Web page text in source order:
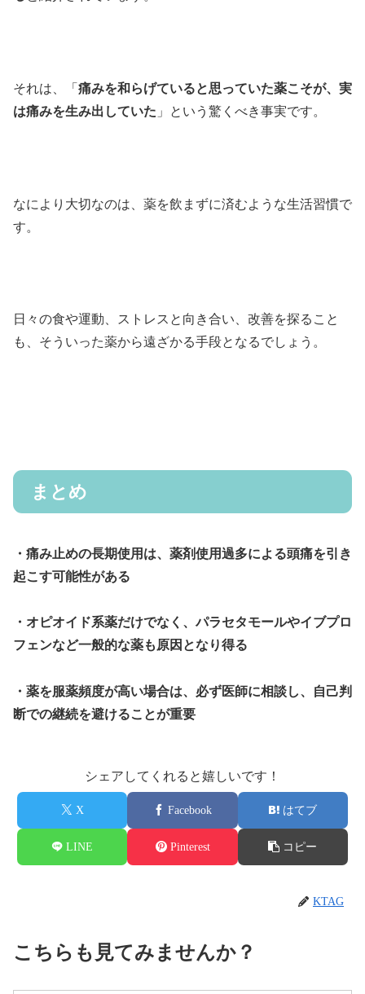
それは、「 痛みを和らげていると思っていた薬こそが、実
は痛みを生み出していた 」という驚くべき事実です。
なにより大切なのは、薬を飲まずに済むような生活習慣で
す。
日々の食や運動、ストレスと向き合い、改善を探ること
も、そういった薬から遠ざかる手段となるでしょう。
まとめ
・痛み止めの長期使用は、薬剤使用過多による頭痛を引き
起こす可能性がある
・オピオイド系薬だけでなく、パラセタモールやイブプロ
フェンなど一般的な薬も原因となり得る
・薬を服薬頻度が高い場合は、必ず医師に相談し、自己判
断での継続を避けることが重要
シェアしてくれると嬉しいです！
X Facebook はてブ
LINE Pinterest コピー
KTAG
こちらも見てみませんか？